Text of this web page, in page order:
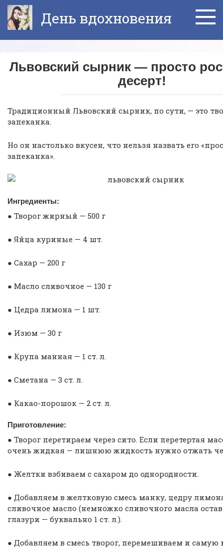
Перейти
контенту
День вдохновения
Львовский сырник — просто
десерт!
Традиционный Львовский сырник, по сути, — это
запеканка.
Но он настолько вкусен, что нельзя назвать его
запеканка».
Ингредиенты:
● Творог жирный — 500 г
● Яйца куриные — 4 шт.
● Сахар — 200 г
● Масло сливочное — 130 г
● Цедра лимона — 1 шт.
● Изюм — 30 г
● Крупа манная — 1 ст. л.
● Сметана — 3 ст. л.
● Какао-порошок — 2 ст. л.
Приготовление:
● Творог перетираем через сито. Если перетертая
очень жидкая — лишнюю жидкость нужно отжать
● Желтки взбиваем с сахаром до однородности.
● Добавляем в желтковую смесь манку, цедру
сливочное масло (немножко сливочного масла
глазури — буквально 1 ст. л.).
● Добавляем в смесь творог, перемешиваем и самую